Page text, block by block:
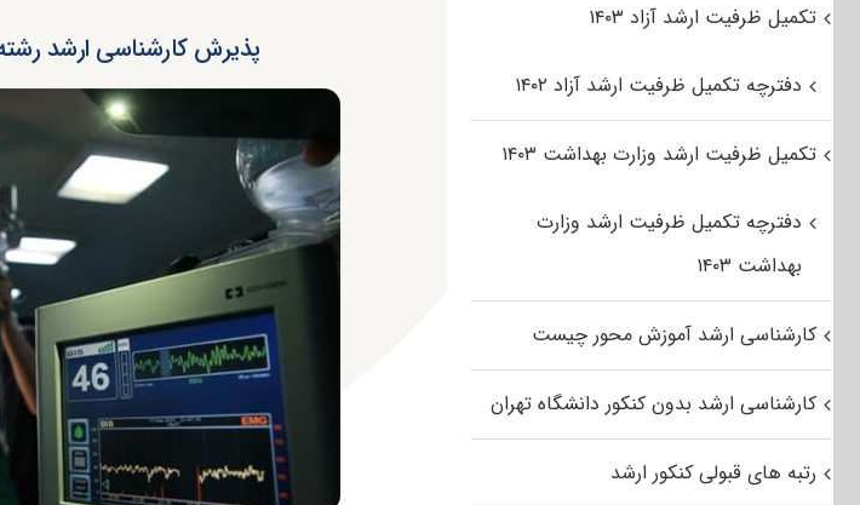
پذیرش کارشناسی ارشد رشته
تکمیل ظرفیت ارشد آزاد ۱۴۰۳
دفترچه تکمیل ظرفیت ارشد آزاد ۱۴۰۲
تکمیل ظرفیت ارشد وزارت بهداشت ۱۴۰۳
دفترچه تکمیل ظرفیت ارشد وزارت
بهداشت ۱۴۰۳
کارشناسی ارشد آموزش محور چیست
کارشناسی ارشد بدون کنکور دانشگاه تهران
رتبه های قبولی کنکور ارشد